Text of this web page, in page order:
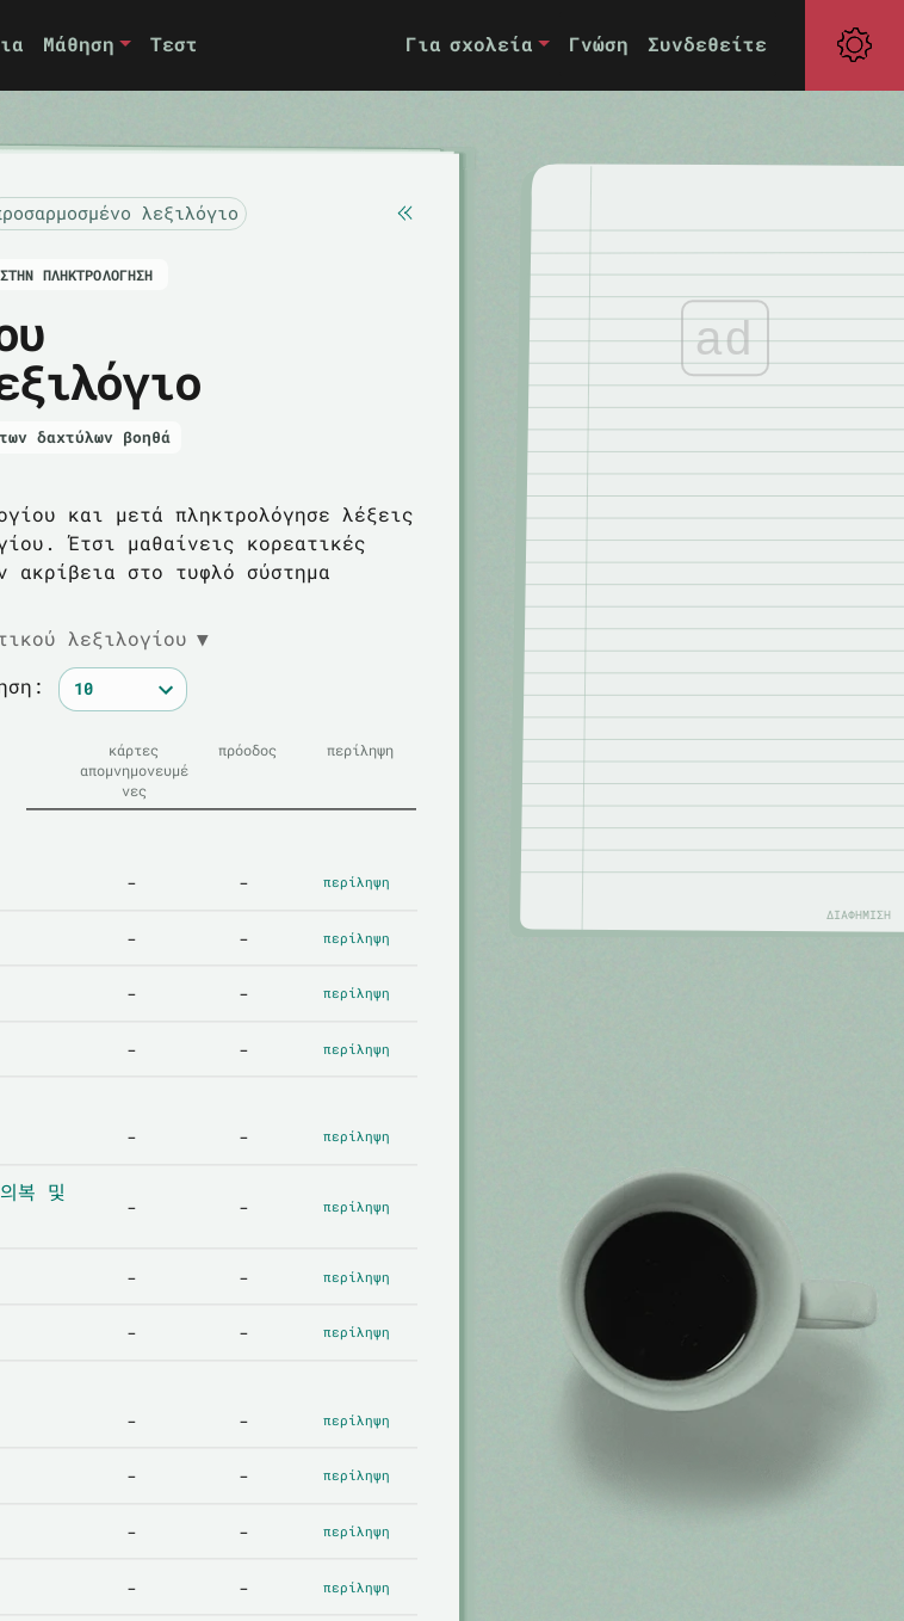
Μάθηση Τεστ Για σχολεία Γνώση Συνδεθείτε
λεξιλόγιο
ΠΛΗΚΤΡΟΛΌΓΗΣΗ
δαχτύλων βοηθά
και μετά πληκτρολόγησε λέξεις
Έτσι μαθαίνεις κορεατικές
ακρίβεια στο τυφλό σύστημα
λεξιλογίου ▼
κάρτες
απομνημονευμέ
νες
πρόοδος περίληψη
- - περίληψη
- - περίληψη
- - περίληψη
- - περίληψη
- - περίληψη
복 및
- - περίληψη
- - περίληψη
- - περίληψη
- - περίληψη
- - περίληψη
- - περίληψη
- - περίληψη
ad
ΔΙΑΦΉΜΙΣΗ